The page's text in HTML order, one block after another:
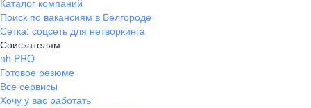
Поиск по вакансиям в Белгороде
Сетка: соцсеть для нетворкинга
Соискателям
hh PRO
Готовое резюме
Все сервисы
Хочу у вас работать